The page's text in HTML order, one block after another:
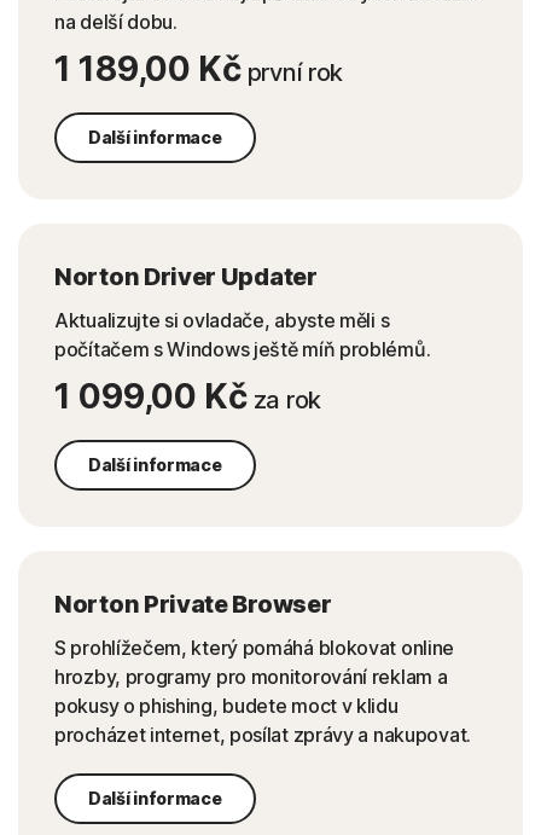
na delší dobu.
1 189,00 Kč první rok
Další informace
Norton Driver Updater
Aktualizujte si ovladače, abyste měli s
počítačem s Windows ještě míň problémů.
1 099,00 Kč za rok
Další informace
Norton Private Browser
S prohlížečem, který pomáhá blokovat online
hrozby, programy pro monitorování reklam a
pokusy o phishing, budete moct v klidu
procházet internet, posílat zprávy a nakupovat.
Další informace